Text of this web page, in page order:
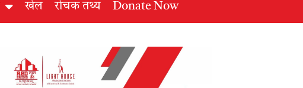
खेल रोचक तथ्य Donate Now